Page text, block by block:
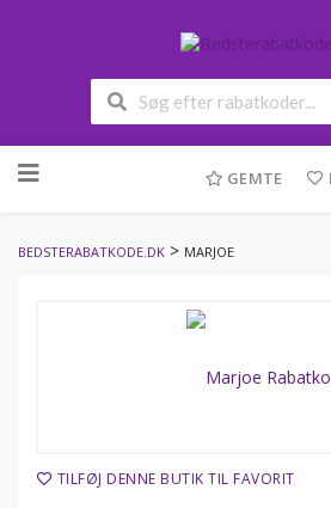
to
GEMTE
BEDSTERABATKODE.DK > MARJOE
TILFØJ DENNE BUTIK TIL FAVORIT